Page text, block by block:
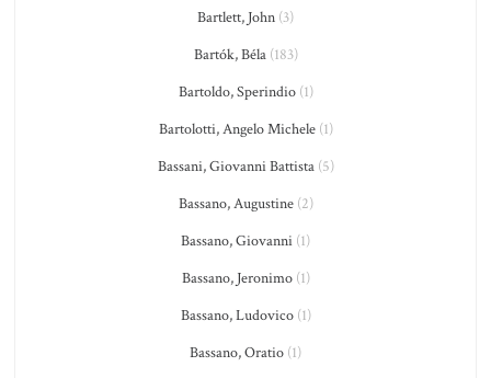
Bartlett, John (3)
Bartók, Béla(183)
Bartoldo, Sperindio(1)
Bartolotti, Angelo Michele(1)
Bassani, Giovanni Battista(5)
Bassano, Augustine(2)
Bassano, Giovanni (1)
Bassano, Jeronimo(1)
Bassano, Ludovico(1)
Bassano, Oratio (1)